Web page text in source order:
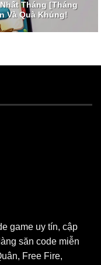
Tháng [Tháng
Và Quà Khủng!
game uy tín, cập
săn code miễn
Free Fire,